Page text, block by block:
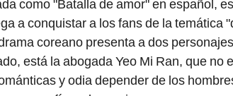
como "Batalla de amor" en español,
a conquistar a los fans de la temática
coreano presenta a dos personajes
está la abogada Yeo Mi Ran, que no
y odia depender de los